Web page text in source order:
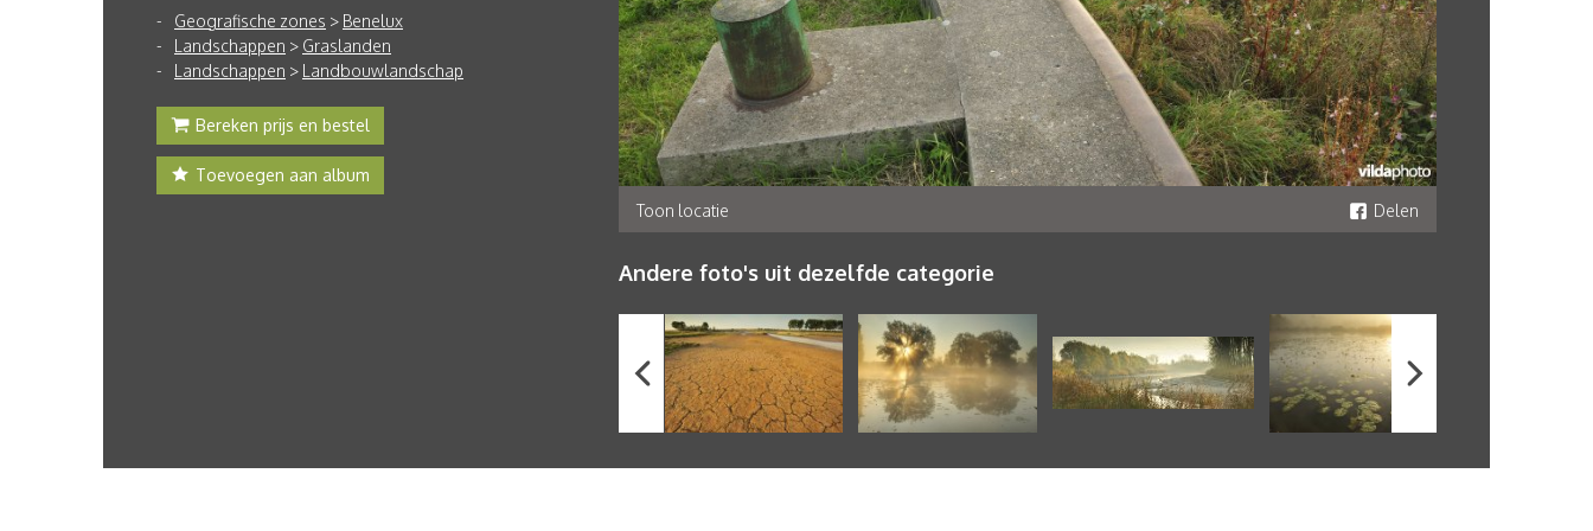
Geografische zones > Benelux
Landschappen > Graslanden
Landschappen > Landbouwlandschap
Bereken prijs en bestel
Toevoegen aan album
Toon locatie
Delen
Andere foto's uit dezelfde categorie